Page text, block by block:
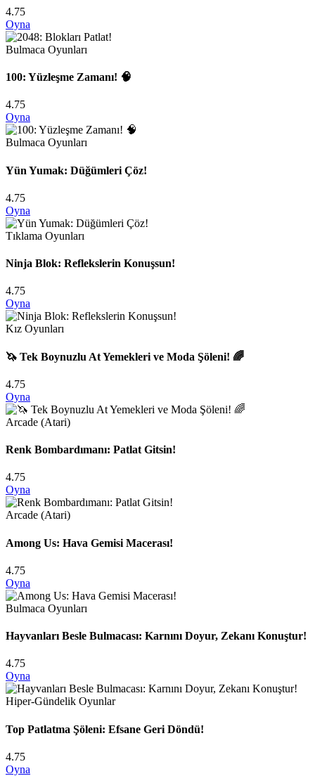
4.75
Oyna
Bulmaca Oyunları
100: Yüzleşme Zamanı! 🧠
4.75
Oyna
Bulmaca Oyunları
Yün Yumak: Düğümleri Çöz!
4.75
Oyna
Tıklama Oyunları
Ninja Blok: Reflekslerin Konuşsun!
4.75
Oyna
Kız Oyunları
🦄 Tek Boynuzlu At Yemekleri ve Moda Şöleni! 🌈
4.75
Oyna
Arcade (Atari)
Renk Bombardımanı: Patlat Gitsin!
4.75
Oyna
Arcade (Atari)
Among Us: Hava Gemisi Macerası!
4.75
Oyna
Bulmaca Oyunları
Hayvanları Besle Bulmacası: Karnını Doyur, Zekanı Konuştur!
4.75
Oyna
Hiper-Gündelik Oyunlar
Top Patlatma Şöleni: Efsane Geri Döndü!
4.75
Oyna